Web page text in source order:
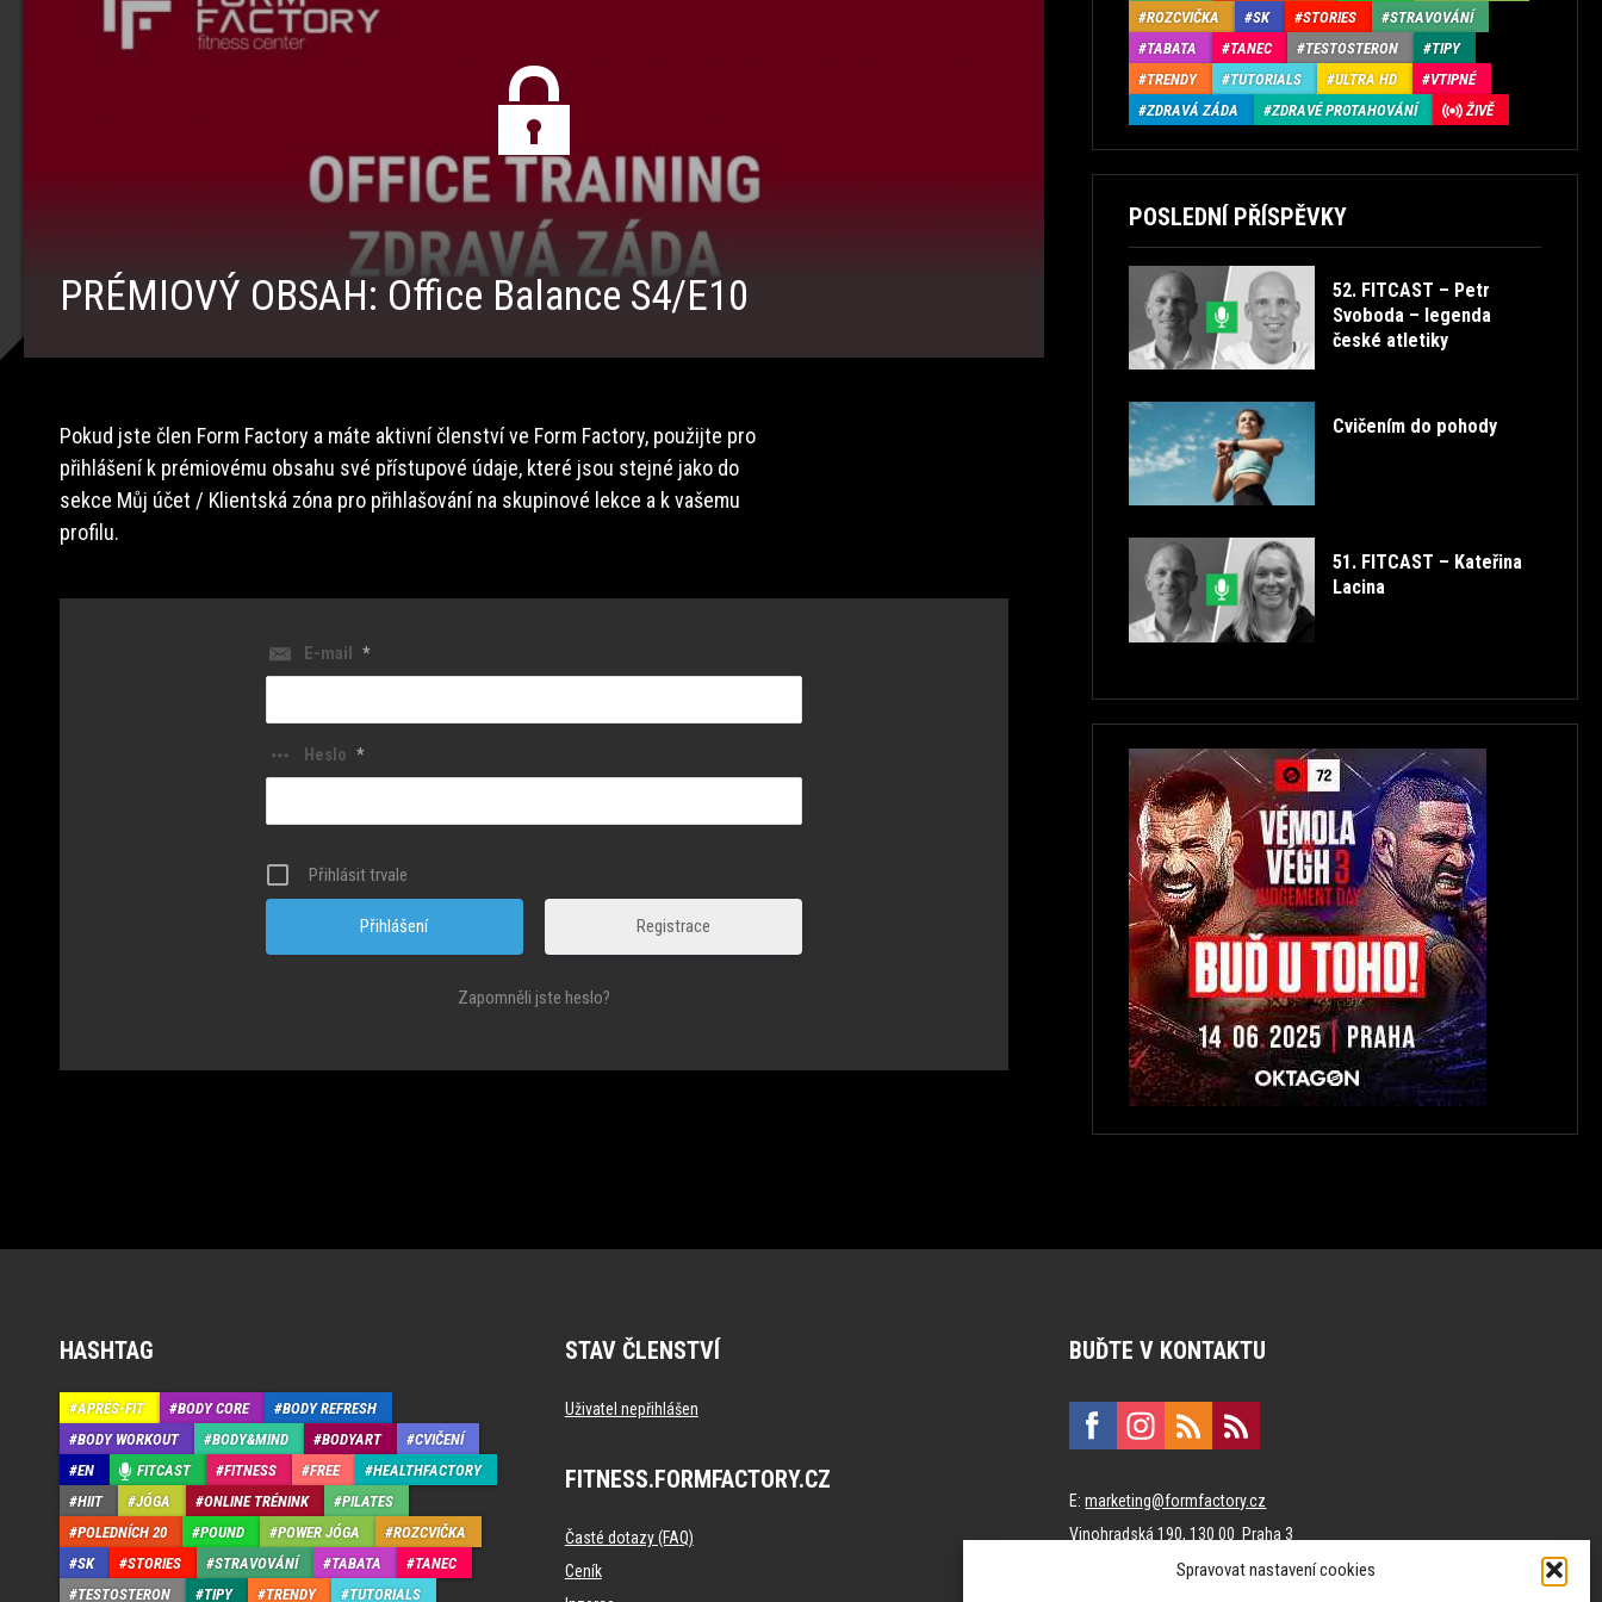
Spravovat nastavení cookies
PRÉMIOVÝ OBSAH: Office Balance S4/E10
Pokud jste člen Form Factory a máte aktivní členství ve Form Factory, použijte pro
přihlášení k prémiovému obsahu své přístupové údaje, které jsou stejné jako do
sekce Můj účet / Klientská zóna pro přihlašování na skupinové lekce a k vašemu
profilu.
E-mail *
Heslo *
Přihlásit trvale
Registrace
Zapomněli jste heslo?
ROZCVIČKA
SK STORIES
STRAVOVÁNÍ
TABATA
TANEC TESTOSTERON
TIPY
TRENDY
TUTORIALS ULTRA HD
VTIPNÉ
ZDRAVÁ ZÁDA
ZDRAVÉ PROTAHOVÁNÍ ŽIVĚ
POSLEDNÍ PŘÍSPĚVKY
52. FITCAST – Petr
Svoboda – legenda
české atletiky
Cvičením do pohody
51. FITCAST – Kateřina
Lacina
HASHTAG
APRÉS-FIT BODY CORE
BODY REFRESH
BODY WORKOUT
BODY&MIND BODYART
CVIČENÍ
EN
FITCAST FITNESS FREE
HEALTHFACTORY
HIIT
JÓGA ONLINE TRÉNINK
PILATES
POLEDNÍCH 20
POUND POWER JÓGA
ROZCVIČKA
SK
STORIES STRAVOVÁNÍ TABATA
TANEC
TESTOSTERON
TIPY TRENDY TUTORIALS
STAV ČLENSTVÍ
Uživatel nepřihlášen
FITNESS.FORMFACTORY.CZ
Časté dotazy (FAQ)
Ceník
BUĎTE V KONTAKTU
E:marketing@formfactory.cz
Vinohradská 190, 130 00 Praha 3